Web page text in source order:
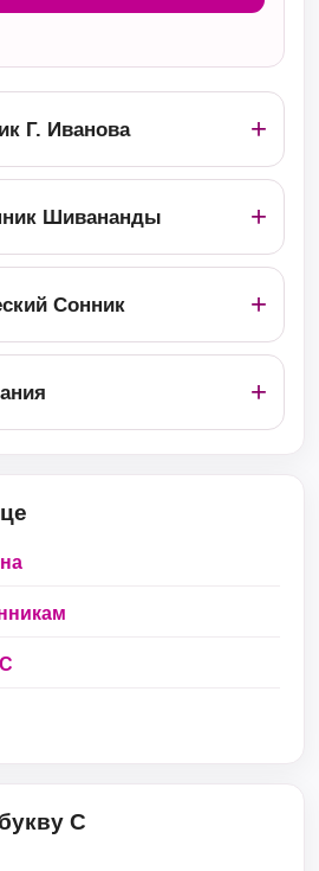
Г. Иванова
Шивананды
Сонник
С